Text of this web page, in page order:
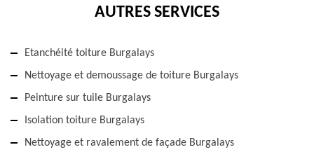
AUTRES SERVICES
Etanchéité toiture Burgalays
Nettoyage et demoussage de toiture Burgalays
Peinture sur tuile Burgalays
Isolation toiture Burgalays
Nettoyage et ravalement de façade Burgalays